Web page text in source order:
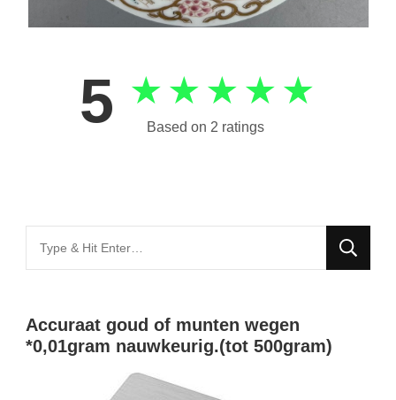
5 ★ ★ ★ ★ ★
Based on 2 ratings
for
Accuraat goud of munten wegen
*0,01gram nauwkeurig.(tot 500gram)